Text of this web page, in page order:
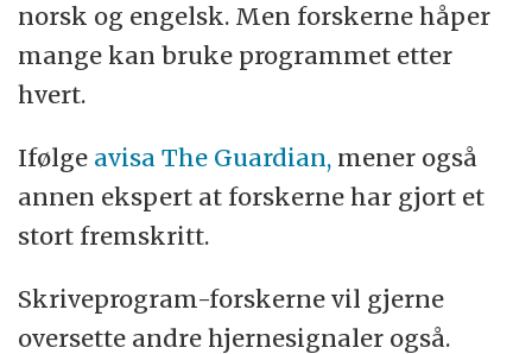
norsk og engelsk. Men forskerne håper
mange kan bruke programmet etter
hvert.
Ifølge avisa The Guardian, mener også
annen ekspert at forskerne har gjort et
stort fremskritt.
Skriveprogram-forskerne vil gjerne
oversette andre hjernesignaler også.